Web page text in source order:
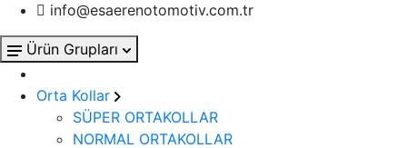
info@esaerenotomotiv.com.tr
Ürün Grupları
Orta Kollar
SÜPER ORTAKOLLAR
NORMAL ORTAKOLLAR